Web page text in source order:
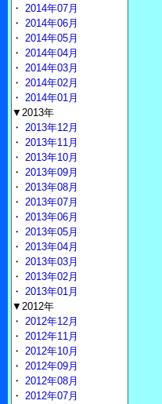
・ 2014年07月
・ 2014年06月
・ 2014年05月
・ 2014年04月
・ 2014年03月
・ 2014年02月
・ 2014年01月
▼2013年
・ 2013年12月
・ 2013年11月
・ 2013年10月
・ 2013年09月
・ 2013年08月
・ 2013年07月
・ 2013年06月
・ 2013年05月
・ 2013年04月
・ 2013年03月
・ 2013年02月
・ 2013年01月
▼2012年
・ 2012年12月
・ 2012年11月
・ 2012年10月
・ 2012年09月
・ 2012年08月
・ 2012年07月